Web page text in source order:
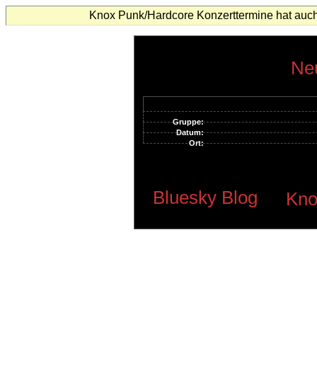
Knox Punk/Hardcore Konzerttermine hat
Gruppe:
Datum:
Ort:
Bluesky Blog